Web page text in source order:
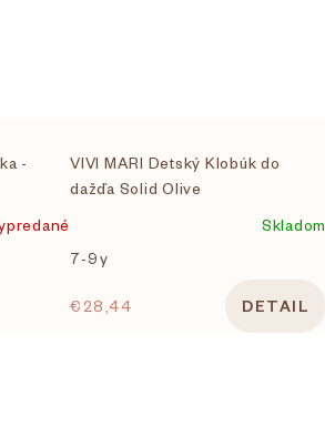
-
VIVI MARI Detský Klobúk do
dažďa Solid Olive
Skladom
7-9y
€28,44 DETAIL